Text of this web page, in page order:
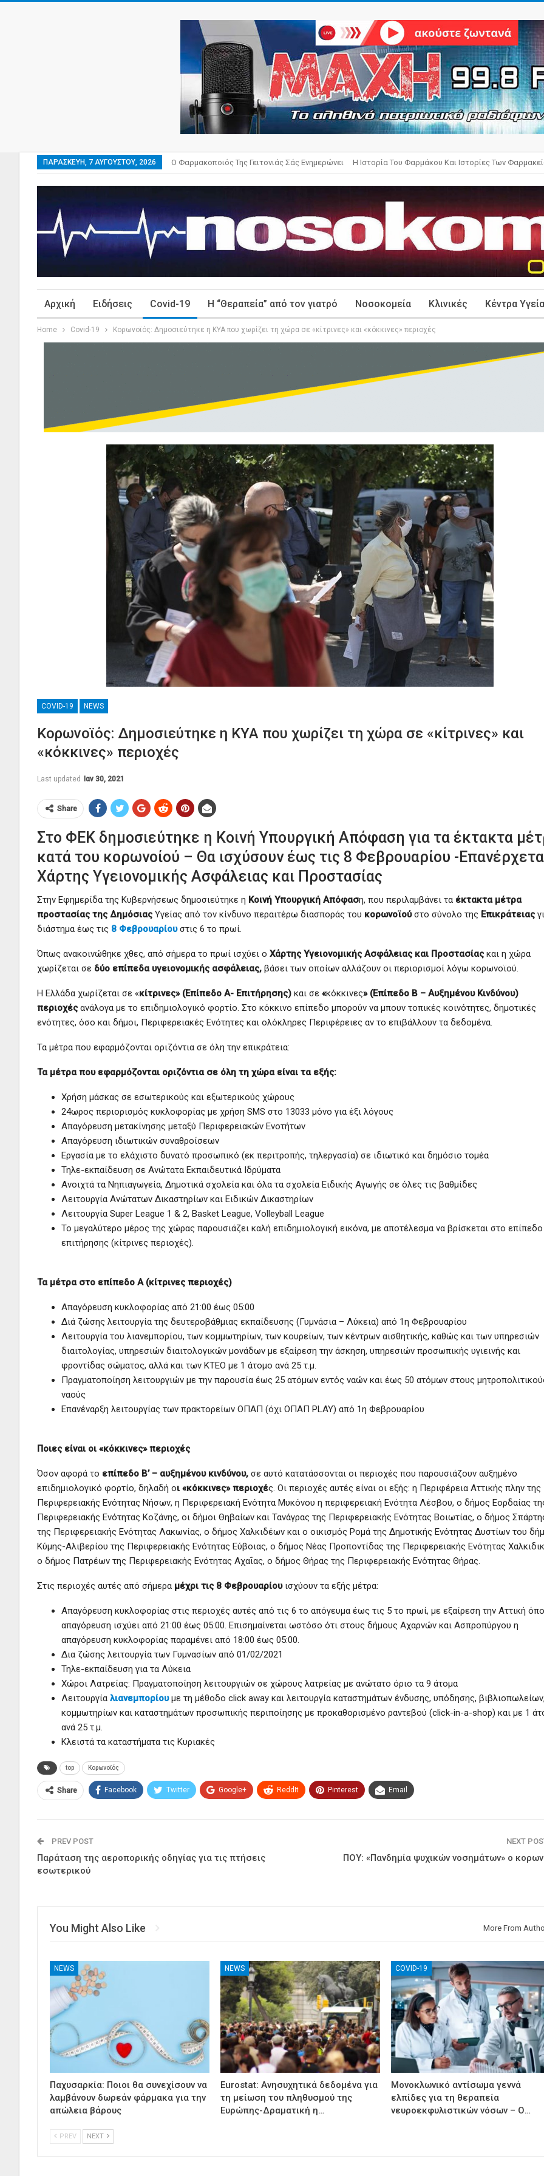
ΠΑΡΑΣΚΕΥΉ, 7 ΑΥΓΟΎΣΤΟΥ, 2026 Ο Φαρμακοποιός Της Γειτονιάς Σάς Ενημερώνει Η Ιστορία Του Φαρμάκου Και Ιστορίες Των
Αρχική Ειδήσεις Covid-19 Η “Θεραπεία” από τον γιατρό Νοσοκομεία Κλινικές Κέντρα
Home Covid-19 Κορωνοϊός: Δημοσιεύτηκε η ΚΥΑ που χωρίζει τη χώρα σε «κίτρινες» και «κόκκινες» περιοχές
COVID-19 NEWS
Κορωνοϊός: Δημοσιεύτηκε η ΚΥΑ που χωρίζει τη χώρα σε «κίτρινες» και
«κόκκινες» περιοχές
Last updated Ιαν 30, 2021
Share
Στο ΦΕΚ δημοσιεύτηκε η Κοινή Υπουργική Απόφαση για τα έκτακτα
κατά του κορωνοίού – Θα ισχύσουν έως τις 8 Φεβρουαρίου -
Χάρτης Υγειονομικής Ασφάλειας και Προστασίας
Στην Εφημερίδα της Κυβερνήσεως δημοσιεύτηκε η Κοινή Υπουργική Απόφαση, που περιλαμβάνει τα έκτακτα μέτρα
προστασίας της Δημόσιας Υγείας από τον κίνδυνο περαιτέρω διασποράς του κορωνοϊούστο σύνολο της Επικράτειας
διάστημα έως τις 8 Φεβρουαρίου στις 6 το πρωί.
Όπως ανακοινώθηκε χθες, από σήμερα το πρωί ισχύει ο Χάρτης Υγειονομικής Ασφάλειας και Προστασίας και η χώρα
χωρίζεται σε δύο επίπεδα υγειονομικής ασφάλειας, βάσει των οποίων αλλάζουν οι περιορισμοί λόγω κορωνοϊού.
Η Ελλάδα χωρίζεται σε «κίτρινες» (Επίπεδο Α- Επιτήρησης) και σε «κόκκινες» (Επίπεδο Β – Αυξημένου Κινδύνου)
περιοχές ανάλογα με το επιδημιολογικό φορτίο. Στο κόκκινο επίπεδο μπορούν να μπουν τοπικές κοινότητες, δημοτικές
ενότητες, όσο και δήμοι, Περιφερειακές Ενότητες και ολόκληρες Περιφέρειες αν το επιβάλλουν τα δεδομένα.
Τα μέτρα που εφαρμόζονται οριζόντια σε όλη την επικράτεια:
Τα μέτρα που εφαρμόζονται οριζόντια σε όλη τη χώρα είναι τα εξής:
Χρήση μάσκας σε εσωτερικούς και εξωτερικούς χώρους
24ωρος περιορισμός κυκλοφορίας με χρήση SMS στο 13033 μόνο για έξι λόγους
Απαγόρευση μετακίνησης μεταξύ Περιφερειακών Ενοτήτων
Απαγόρευση ιδιωτικών συναθροίσεων
Εργασία με το ελάχιστο δυνατό προσωπικό (εκ περιτροπής, τηλεργασία) σε ιδιωτικό και δημόσιο τομέα
Τηλε-εκπαίδευση σε Ανώτατα Εκπαιδευτικά Ιδρύματα
Ανοιχτά τα Νηπιαγωγεία, Δημοτικά σχολεία και όλα τα σχολεία Ειδικής Αγωγής σε όλες τις βαθμίδες
Λειτουργία Ανώτατων Δικαστηρίων και Ειδικών Δικαστηρίων
Λειτουργία Super League 1 & 2, Basket League, Volleyball League
Το μεγαλύτερο μέρος της χώρας παρουσιάζει καλή επιδημιολογική εικόνα, με αποτέλεσμα να βρίσκεται στο επίπεδο
επιτήρησης (κίτρινες περιοχές).
Τα μέτρα στο επίπεδο Α (κίτρινες περιοχές)
Απαγόρευση κυκλοφορίας από 21:00 έως 05:00
Διά ζώσης λειτουργία της δευτεροβάθμιας εκπαίδευσης (Γυμνάσια – Λύκεια) από 1η Φεβρουαρίου
Λειτουργία του λιανεμπορίου, των κομμωτηρίων, των κουρείων, των κέντρων αισθητικής, καθώς και των υπηρεσιών
διαιτολογίας, υπηρεσιών διαιτολογικών μονάδων με εξαίρεση την άσκηση, υπηρεσιών προσωπικής υγιεινής και
φροντίδας σώματος, αλλά και των ΚΤΕΟ με 1 άτομο ανά 25 τ.μ.
Πραγματοποίηση λειτουργιών με την παρουσία έως 25 ατόμων εντός ναών και έως 50 ατόμων στους
ναούς
Επανέναρξη λειτουργίας των πρακτορείων ΟΠΑΠ (όχι ΟΠΑΠ PLAY) από 1η Φεβρουαρίου
Ποιες είναι οι «κόκκινες» περιοχές
Όσον αφορά το επίπεδο Β’ – αυξημένου κινδύνου, σε αυτό κατατάσσονται οι περιοχές που παρουσιάζουν αυξημένο
επιδημιολογικό φορτίο, δηλαδή οι «κόκκινες» περιοχές. Οι περιοχές αυτές είναι οι εξής: η Περιφέρεια Αττικής πλην της
Περιφερειακής Ενότητας Νήσων, η Περιφερειακή Ενότητα Μυκόνου η περιφερειακή Ενότητα Λέσβου, ο δήμος Εορδαίας
Περιφερειακής Ενότητας Κοζάνης, οι δήμοι Θηβαίων και Τανάγρας της Περιφερειακής Ενότητας Βοιωτίας, ο δήμος
της Περιφερειακής Ενότητας Λακωνίας, ο δήμος Χαλκιδέων και ο οικισμός Ρομά της Δημοτικής Ενότητας Δυστίων του
Κύμης-Αλιβερίου της Περιφερειακής Ενότητας Εύβοιας, ο δήμος Νέας Προποντίδας της Περιφερειακής Ενότητας
ο δήμος Πατρέων της Περιφερειακής Ενότητας Αχαΐας, ο δήμος Θήρας της Περιφερειακής Ενότητας Θήρας.
Στις περιοχές αυτές από σήμερα μέχρι τις 8 Φεβρουαρίουισχύουν τα εξής μέτρα:
Aπαγόρευση κυκλοφορίας στις περιοχές αυτές από τις 6 το απόγευμα έως τις 5 το πρωί, με εξαίρεση την Αττική
απαγόρευση ισχύει από 21:00 έως 05:00. Επισημαίνεται ωστόσο ότι στους δήμους Αχαρνών και Ασπροπύργου η
απαγόρευση κυκλοφορίας παραμένει από 18:00 έως 05:00.
Δια ζώσης λειτουργία των Γυμνασίων από 01/02/2021
Τηλε-εκπαίδευση για τα Λύκεια
Χώροι Λατρείας: Πραγματοποίηση λειτουργιών σε χώρους λατρείας με ανώτατο όριο τα 9 άτομα
Λειτουργία λιανεμπορίου με τη μέθοδο click away και λειτουργία καταστημάτων ένδυσης, υπόδησης,
κομμωτηρίων και καταστημάτων προσωπικής περιποίησης με προκαθορισμένο ραντεβού (click-in-a-shop) και με 1
ανά 25 τ.μ.
Κλειστά τα καταστήματα τις Κυριακές
top Κορωνοϊός
Share Facebook Twitter Google+ ReddIt Pinterest Email
PREV POST
Παράταση της αεροπορικής οδηγίας για τις πτήσεις
εσωτερικού
NEXT
ΠΟΥ: «Πανδημία ψυχικών νοσημάτων» ο
You Might Also Like More From
NEWS
Παχυσαρκία: Ποιοι θα συνεχίσουν να
λαμβάνουν δωρεάν φάρμακα για την
απώλεια βάρους
NEWS
Eurostat: Ανησυχητικά δεδομένα για
τη μείωση του πληθυσμού της
Ευρώπης-Δραματική η…
COVID-19
Μονοκλωνικό αντίσωμα γεννά
ελπίδες για τη θεραπεία
νευροεκφυλιστικών νόσων – Ο…
PREV NEXT